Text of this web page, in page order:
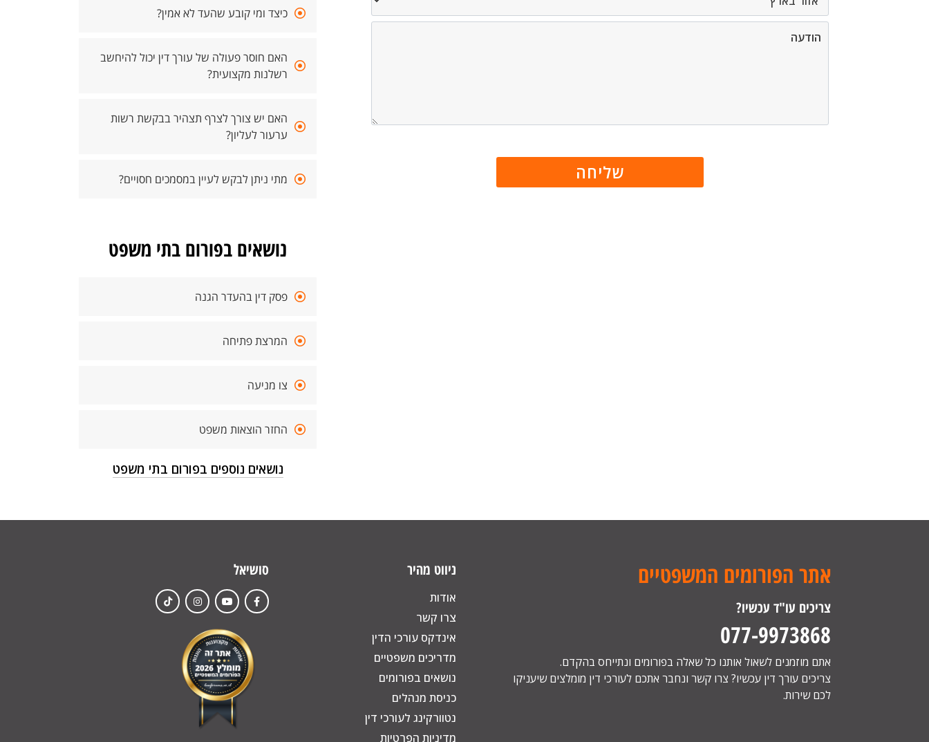
כיצד ומי קובע שהעד לא אמין?
האם חוסר פעולה של עורך דין יכול להיחשב
רשלנות מקצועית?
האם יש צורך לצרף תצהיר בבקשת רשות
ערעור לעליון?
מתי ניתן לבקש לעיין במסמכים חסויים?
נושאים בפורום בתי משפט
פסק דין בהעדר הגנה
המרצת פתיחה
צו מניעה
החזר הוצאות משפט
נושאים נוספים בפורום בתי משפט
אתר הפורומים המשפטיים
צריכים עו"ד עכשיו?
077-9973868
אתם מוזמנים לשאול אותנו כל שאלה בפורומים ונתייחס בהקדם.
צריכים עורך דין עכשיו? צרו קשר ונחבר אתכם לעורכי דין מומלצים שיעניקו
לכם שירות.
ניווט מהיר
אודות
צרו קשר
אינדקס עורכי הדין
מדריכים משפטיים
נושאים בפורומים
כניסת מנהלים
נטוורקינג לעורכי דין
מדיניות הפרטיות
סושיאל